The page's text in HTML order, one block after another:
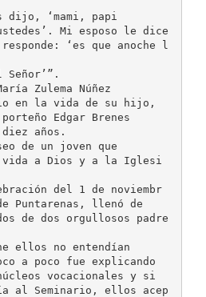
dijo, ‘mami, papi
Mi esposo le dice
‘es que anoche l
Zulema Núñez
en la vida de su hijo,
Edgar Brenes
diez años.
de un joven que
vida a Dios y a la Iglesi
del 1 de noviembr
Puntarenas, llenó de
de dos orgullosos padre
ellos no entendían
a poco fue explicando
vocacionales y si
al Seminario, ellos acep